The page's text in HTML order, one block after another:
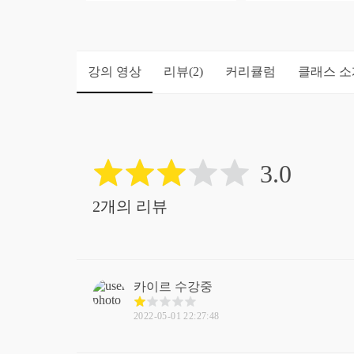
강의 영상 리뷰(2) 커리큘럼 클래스 소
3.0
2개의 리뷰
카이르 수강중
2022-05-01 22:27:48